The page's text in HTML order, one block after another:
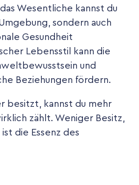
Wesentliche kannst du
sondern auch
Gesundheit
Lebensstil kann die
und
Beziehungen fördern.
besitzt, kannst du mehr
zählt. Weniger Besitz,
die Essenz des